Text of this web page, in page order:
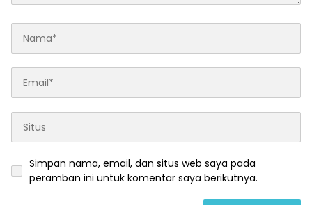
Simpan nama, email, dan situs web saya pada
peramban ini untuk komentar saya berikutnya.